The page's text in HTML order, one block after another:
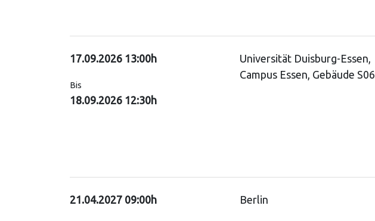
Universität Duisburg-Essen,
Campus Essen, Gebäude S06
17.09.2026 13:00h
Bis
18.09.2026 12:30h
Berlin
21.04.2027 09:00h